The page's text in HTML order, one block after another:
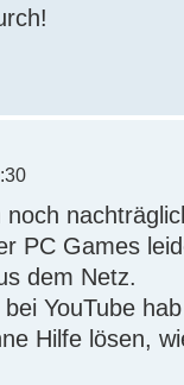
PC Games
dem Netz.
YouTube
Hilfe lösen,